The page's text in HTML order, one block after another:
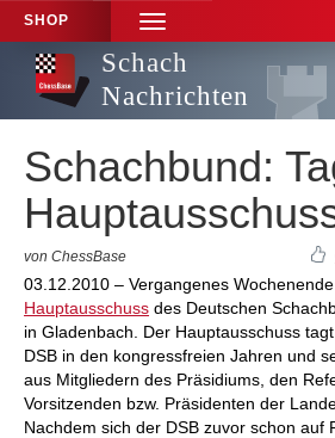
SHOP
TOGGLE
NAVIGATION
Schach
Nachrichten
Schachbund:
von ChessBase
03.12.2010 – Vergangenes
Hauptausschuss des Deutschen
in Gladenbach. Der Hauptausschuss
DSB in den kongressfreien Jahren und
aus Mitgliedern des Präsidiums, den
Vorsitzenden bzw. Präsidenten der
Nachdem sich der DSB zuvor schon auf